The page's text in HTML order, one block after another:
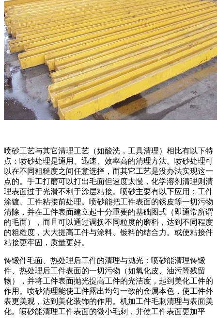
喷砂工艺与其它清理工艺（如酸洗，工具清理）相比有以下特
点：喷砂处理是通用、迅速、效率高的清理方法。喷砂处理可
以在不同粗糙度之间任意选择，而其它工艺是没办法实现这一
点的。手工打磨可以打出毛面但速度太慢，化学溶剂清理则清
理表面过于光滑不利于涂层粘接。喷砂主要有以下应用：工件
涂镀、工件粘接前处理。喷砂能把工件表面的锈皮等一切污物
清除，并在工件表面建立起十分重要的基础图式（即通常所谓
的毛面），而且可以通过调换不同粒度的磨料，达到不同程度
的粗糙度，大大提高工件与涂料、镀料的结合力。或使粘接件
粘接更牢固，质量更好。
铸锻件毛面、热处理后工件的清理与抛光：喷砂能清理铸锻
件、热处理后工件表面的一切污物（如氧化皮、油污等残留
物），并将工件表面抛光提高工件的光洁度，起到美化工件的
作用。喷砂清理能使工件露出均匀一致的金属本色，使工件外
表更美观，达到美化装饰的作用。机加工件毛刺清理与表面美
化。喷砂能清理工件表面的微小毛刺，并使工件表面更加平